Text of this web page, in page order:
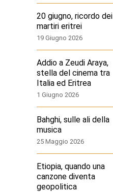
20 giugno, ricordo dei
martiri eritrei
19 Giugno 2026
Addio a Zeudi Araya,
stella del cinema tra
Italia ed Eritrea
1 Giugno 2026
Bahghi, sulle ali della
musica
25 Maggio 2026
Etiopia, quando una
canzone diventa
geopolitica